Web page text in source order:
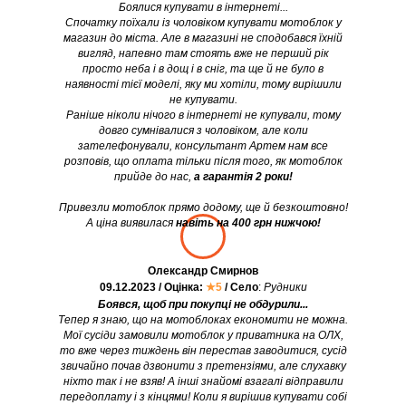
Боявся, щоб при покупці не обдурили...
Тепер я знаю, що на мотоблоках економити не можна.
Мої сусіди замовили мотоблок у приватника на ОЛХ,
то вже через тиждень він перестав заводитися, сусід
звичайно почав дзвонити з претензіями, але слухавку
ніхто так і не взяв! А інші знайомі взагалі відправили
передоплату і з кінцями! Коли я вирішив купувати собі
Олександр Смирнов
09.12.2023 / Оцінка: ★5 / Село: Рудники
Боялися купувати в інтернеті...
Спочатку поїхали із чоловіком купувати мотоблок у
магазин до міста. Але в магазині не сподобався їхній
вигляд, напевно там стоять вже не перший рік
просто неба і в дощ і в сніг, та ще й не було в
наявності тієї моделі, яку ми хотіли, тому вирішили
не купувати.
Раніше ніколи нічого в інтернеті не купували, тому
довго сумнівалися з чоловіком, але коли
зателефонували, консультант Артем нам все
розповів, що оплата тільки після того, як мотоблок
прийде до нас, а гарантія 2 роки!
Привезли мотоблок прямо додому, ще й безкоштовно!
А ціна виявилася навіть на 400 грн нижчою!